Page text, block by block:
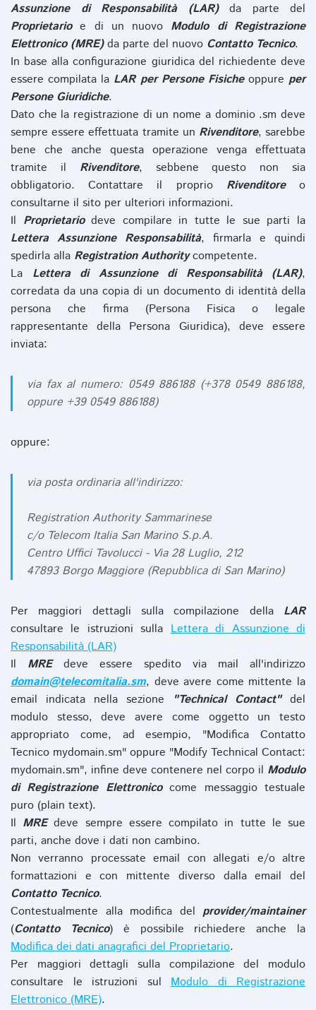
Assunzione di Responsabilità (LAR)da parte del
Proprietarioe di un nuovo Modulo di Registrazione
Elettronico (MRE)da parte del nuovo Contatto Tecnico.
In base alla configurazione giuridica del richiedente deve
essere compilata la LAR per Persone Fisicheoppure per
Persone Giuridiche.
Dato che la registrazione di un nome a dominio .sm deve
sempre essere effettuata tramite un Rivenditore, sarebbe
bene che anche questa operazione venga effettuata
tramite il Rivenditore, sebbene questo non sia
obbligatorio. Contattare il proprio Rivenditoreo
consultarne il sito per ulteriori informazioni.
Il Proprietariodeve compilare in tutte le sue parti la
Lettera Assunzione Responsabilità, firmarla e quindi
spedirla alla Registration Authoritycompetente.
La Lettera di Assunzione di Responsabilità (LAR),
corredata da una copia di un documento di identità della
persona che firma (Persona Fisica o legale
rappresentante della Persona Giuridica), deve essere
inviata:
via fax al numero: 0549 886188 (+378 0549 886188,
oppure +39 0549 886188)
oppure:
via posta ordinaria all'indirizzo:
Registration Authority Sammarinese
c/o Telecom Italia San Marino S.p.A.
Centro Uffici Tavolucci - Via 28 Luglio, 212
47893 Borgo Maggiore (Repubblica di San Marino)
Per maggiori dettagli sulla compilazione della LAR
consultare le istruzioni sullaLettera di Assunzione di
Responsabilità (LAR)
Il MREdeve essere spedito via mail all'indirizzo
domain@telecomitalia.sm, deve avere come mittente la
email indicata nella sezione
"Technical Contact"del
modulo stesso, deve avere come oggetto un testo
appropriato come, ad esempio, "Modifica Contatto
Tecnico mydomain.sm" oppure "Modify Technical Contact:
mydomain.sm", infine deve contenere nel corpo il Modulo
di Registrazione Elettronicocome messaggio testuale
puro (plain text).
Il MREdeve sempre essere compilato in tutte le sue
parti, anche dove i dati non cambino.
Non verranno processate email con allegati e/o altre
formattazioni e con mittente diverso dalla email del
Contatto Tecnico.
Contestualmente alla modifica del provider/maintainer
(Contatto Tecnico) è possibile richiedere anche la
Modifica dei dati anagrafici del Proprietario.
Per maggiori dettagli sulla compilazione del modulo
consultare le istruzioni sul Modulo di Registrazione
Elettronico (MRE).